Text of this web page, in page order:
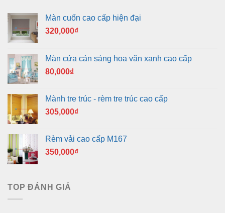
Màn cuốn cao cấp hiện đại
320,000₫
Màn cửa cản sáng hoa văn xanh cao cấp
80,000₫
Mành tre trúc - rèm tre trúc cao cấp
305,000₫
Rèm vải cao cấp M167
350,000₫
TOP ĐÁNH GIÁ